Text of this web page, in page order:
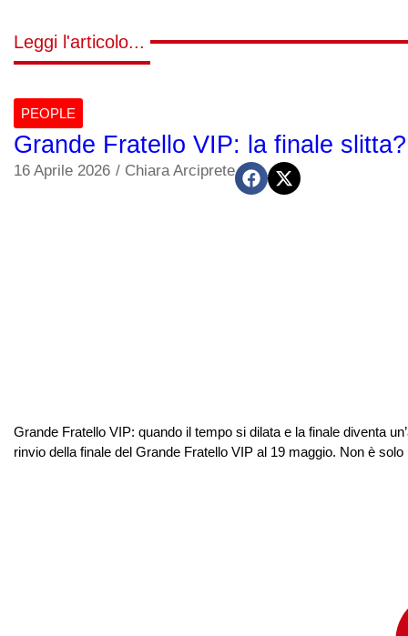
Leggi l'articolo...
PEOPLE
Grande Fratello VIP: la finale
16 Aprile 2026 / Chiara Arciprete
Grande Fratello VIP: quando il tempo si dilata e la finale diventa
rinvio della finale del Grande Fratello VIP al 19 maggio. Non è